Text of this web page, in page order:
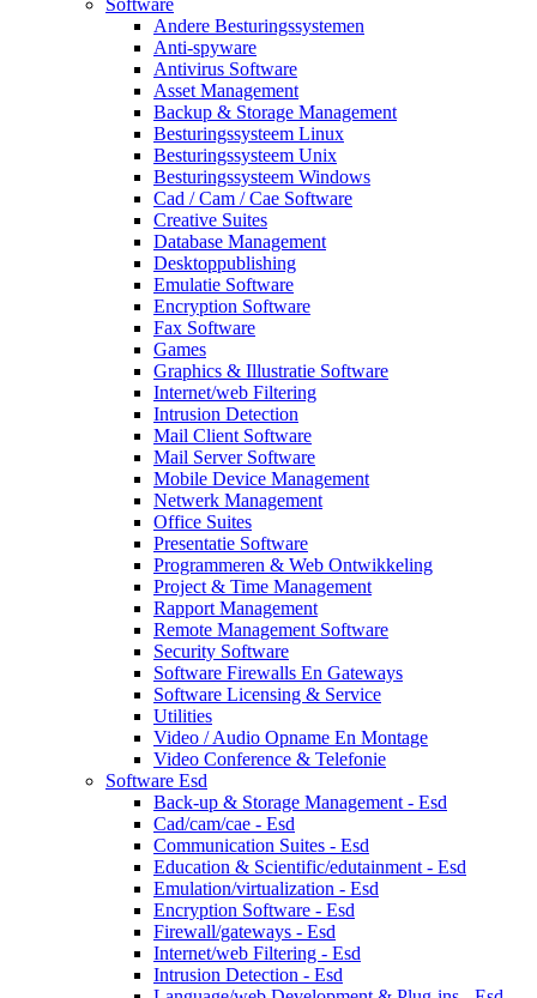
Andere Besturingssystemen
Anti-spyware
Antivirus Software
Asset Management
Backup & Storage Management
Besturingssysteem Linux
Besturingssysteem Unix
Besturingssysteem Windows
Cad / Cam / Cae Software
Creative Suites
Database Management
Desktoppublishing
Emulatie Software
Encryption Software
Fax Software
Games
Graphics & Illustratie Software
Internet/web Filtering
Intrusion Detection
Mail Client Software
Mail Server Software
Mobile Device Management
Netwerk Management
Office Suites
Presentatie Software
Programmeren & Web Ontwikkeling
Project & Time Management
Rapport Management
Remote Management Software
Security Software
Software Firewalls En Gateways
Software Licensing & Service
Utilities
Video / Audio Opname En Montage
Video Conference & Telefonie
Software Esd
Back-up & Storage Management - Esd
Cad/cam/cae - Esd
Communication Suites - Esd
Education & Scientific/edutainment - Esd
Emulation/virtualization - Esd
Encryption Software - Esd
Firewall/gateways - Esd
Internet/web Filtering - Esd
Intrusion Detection - Esd